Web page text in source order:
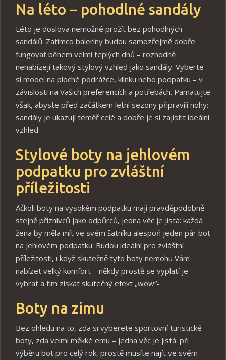
Na léto – pohodlné sandály
Léto je doslova nemožné prožít bez pohodlných
sandálů. Zatímco baleríny budou samozřejmě dobře
fungovat během velmi teplých dnů – rozhodně
nenabízejí takový stylový vzhled jako sandály. Vyberte
si model na ploché podrážce, klínku nebo podpatku – v
závislosti na Vašich preferencích a potřebách. Pamatujte
však, abyste před začátkem letní sezony připravili nohy:
sandály je ukazují téměř celé a dobře je si zajistit ideální
vzhled.
Stylové boty na jehlovém
podpatku pro zvláštní
příležitosti
Ačkoli boty na vysokém podpatku mají pravděpodobně
stejně příznivců jako odpůrců, jedna věc je jistá: každá
žena by měla mít ve svém šatníku alespoň jeden pár bot
na jehlovém podpatku. Budou ideální pro zvláštní
příležitosti, i když skutečně tyto boty nemohu Vám
nabízet velký komfort – někdy prostě se vyplatí je
vybrat a tím získat skutečný efekt „wow“-
Boty na zimu
Bez ohledu na to, zda si vyberete sportovní turistické
boty, zda velmi měkké emu – jedna věc je jistá: při
výběru bot pro celý rok, prostě musíte najít ve svém